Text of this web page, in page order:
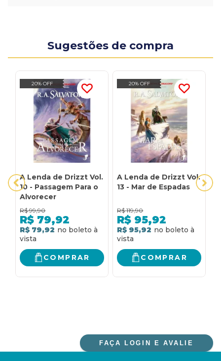
Sugestões de compra
20% OFF
A Lenda de Drizzt Vol.
10 - Passagem Para o
Alvorecer
R$ 99,90
R$ 79,92
R$ 79,92
COMPRAR
20% OFF
A Lenda de Drizzt Vol.
13 - Mar de Espadas
R$ 119,90
R$ 95,92
R$ 95,92
COMPRAR
FAÇA LOGIN E AVALIE